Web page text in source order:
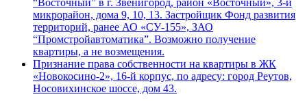
микрорайон, дома 9, 10, 13. Застройщик Фонд развития
территорий, ранее АО «СУ-155», ЗАО
“Промстройавтоматика”. Возможно получение
квартиры, а не возмещения.
Признание права собственности на квартиры в ЖК
«Новокосино-2», 16-й корпус, по адресу: город Реутов,
Носовихинское шоссе, дом 43.